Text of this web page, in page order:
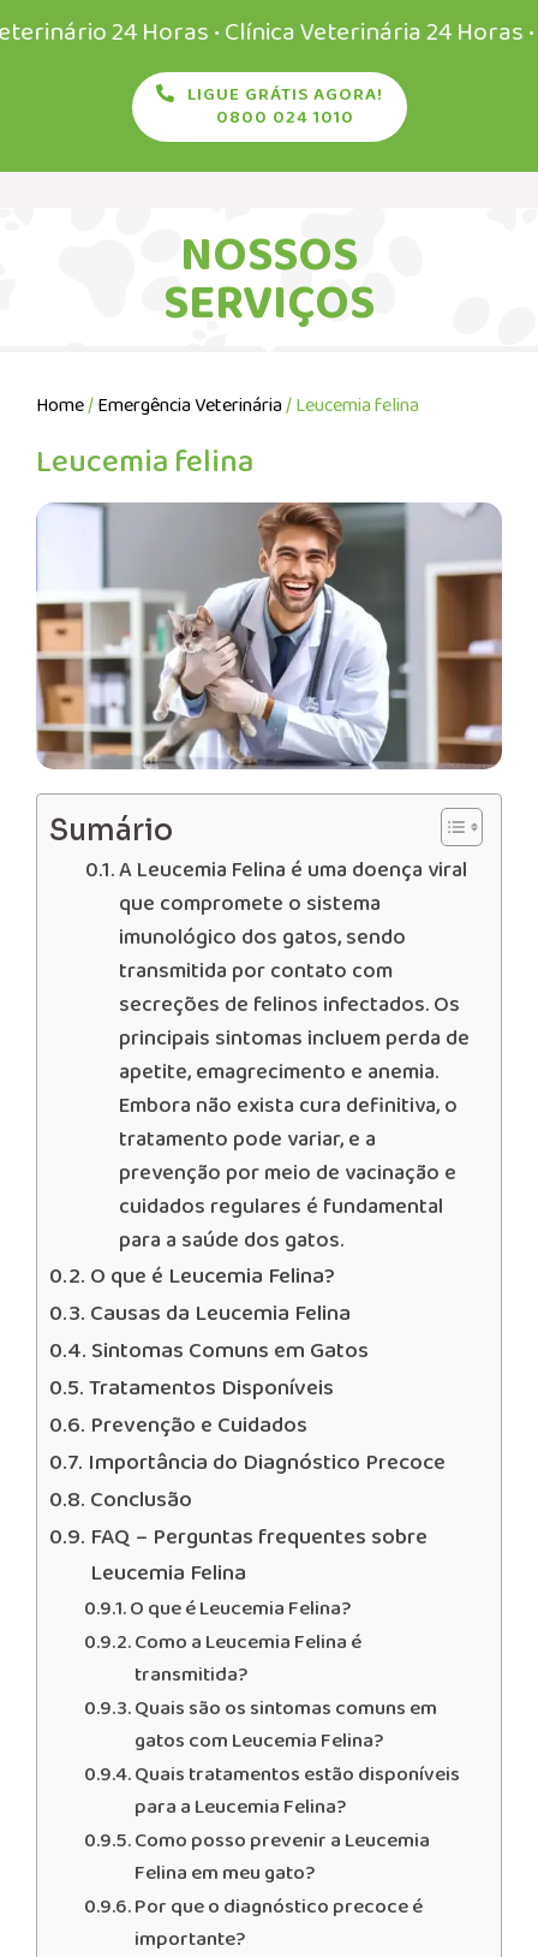
24 Horas • Clínica Veterinária 24 Horas •
LIGUE GRÁTIS AGORA!
0800 024 1010
NOSSOS
SERVIÇOS
Home/Emergência Veterinária/ Leucemia felina
Leucemia felina
Sumário
A Leucemia Felina é uma doença viral
que compromete o sistema
imunológico dos gatos, sendo
transmitida por contato com
secreções de felinos infectados. Os
principais sintomas incluem perda de
apetite, emagrecimento e anemia.
Embora não exista cura definitiva, o
tratamento pode variar, e a
prevenção por meio de vacinação e
cuidados regulares é fundamental
para a saúde dos gatos.
O que é Leucemia Felina?
Causas da Leucemia Felina
Sintomas Comuns em Gatos
Tratamentos Disponíveis
Prevenção e Cuidados
Importância do Diagnóstico Precoce
Conclusão
FAQ – Perguntas frequentes sobre
Leucemia Felina
O que é Leucemia Felina?
Como a Leucemia Felina é
transmitida?
Quais são os sintomas comuns em
gatos com Leucemia Felina?
Quais tratamentos estão disponíveis
para a Leucemia Felina?
Como posso prevenir a Leucemia
Felina em meu gato?
Por que o diagnóstico precoce é
importante?